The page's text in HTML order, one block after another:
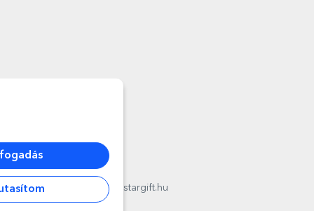
012178, contact@stargift.hu